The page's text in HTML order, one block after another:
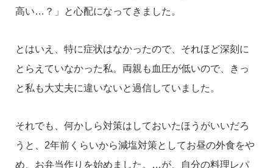
高い…？」と心配になってきました。
とはいえ、特に症状はなかったので、それほど深刻に
とらえていなかった私。両親も血圧が低いので、きっ
と私も大丈夫に違いないと過信していました。
それでも、何かしら対策はしておいたほうがいいだろ
うと、2年前くらいから減塩対策としてお昼の外食をや
め、お弁当作りを始めました。…が、自分の料理レパ